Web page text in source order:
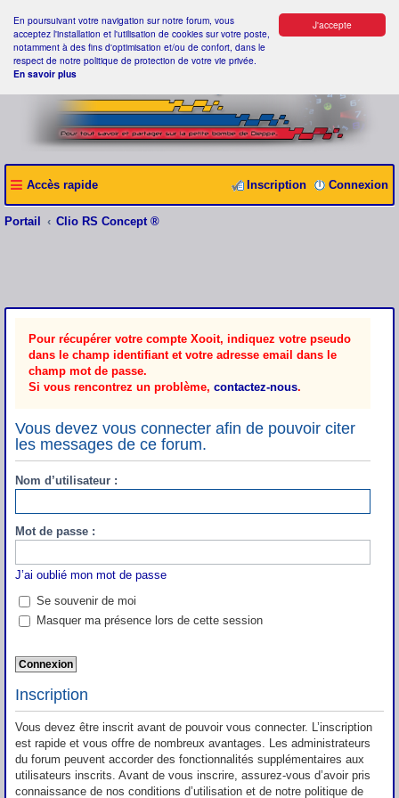
J'accepte
En poursuivant votre navigation sur notre forum, vous
acceptez l'installation et l'utilisation de cookies sur votre poste,
notamment à des fins d'optimisation et/ou de confort, dans le
respect de notre politique de protection de votre vie privée.
En savoir plus
Accès rapide Connexion
Inscription
Portail Clio RS Concept ®
Pour récupérer votre compte Xooit, indiquez votre pseudo
dans le champ identifiant et votre adresse email dans le
champ mot de passe.
Si vous rencontrez un problème, contactez-nous.
Vous devez vous connecter afin de pouvoir citer
les messages de ce forum.
Nom d’utilisateur :
Mot de passe :
J’ai oublié mon mot de passe
Se souvenir de moi
Masquer ma présence lors de cette session
Inscription
Vous devez être inscrit avant de pouvoir vous connecter. L’inscription
est rapide et vous offre de nombreux avantages. Les administrateurs
du forum peuvent accorder des fonctionnalités supplémentaires aux
utilisateurs inscrits. Avant de vous inscrire, assurez-vous d’avoir pris
connaissance de nos conditions d’utilisation et de notre politique de